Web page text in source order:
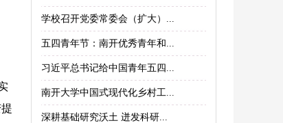
学校召开党委常委会（扩大）...
五四青年节：南开优秀青年和...
习近平总书记给中国青年五四...
南开大学中国式现代化乡村工...
深耕基础研究沃土 迸发科研...